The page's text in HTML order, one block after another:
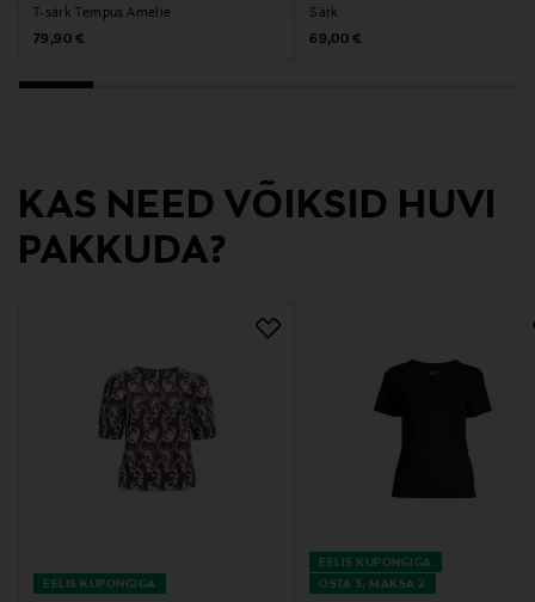
Vanha Talvitie 10 F, 00580, Helsinki, Finland
Märksõnad
allsaints, t-särk, trikotaažsärk, puuvillane t-särk,
T-särk Tempus Amelie
Original Price
79,90 €
Särk
Original Price
69,00 €
KAS NEED VÕIKSID HUVI
PAKKUDA?
EELIS KUPONGIGA OSTA 3, MAKSA 2
EELIS KUPONGIGA